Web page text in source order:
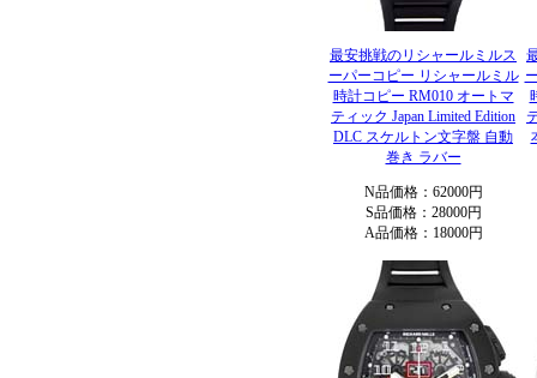
最安挑戦のリシャールミルス
ーパーコピー リシャールミル
時計コピー RM010 オートマ
ティック Japan Limited Edition
DLC スケルトン文字盤 自動
巻き ラバー
N品価格：62000円
S品価格：28000円
A品価格：18000円